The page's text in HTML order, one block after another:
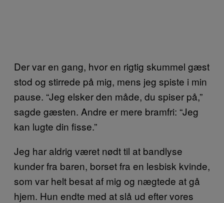
Der var en gang, hvor en rigtig skummel gæst
stod og stirrede på mig, mens jeg spiste i min
pause. “Jeg elsker den måde, du spiser på,”
sagde gæsten. Andre er mere bramfri: “Jeg
kan lugte din fisse.”
Jeg har aldrig været nødt til at bandlyse
kunder fra baren, borset fra en lesbisk kvinde,
som var helt besat af mig og nægtede at gå
hjem. Hun endte med at slå ud efter vores